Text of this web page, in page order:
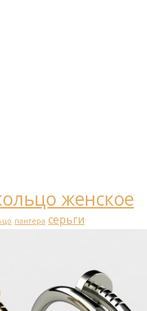
женское
пантера серьги